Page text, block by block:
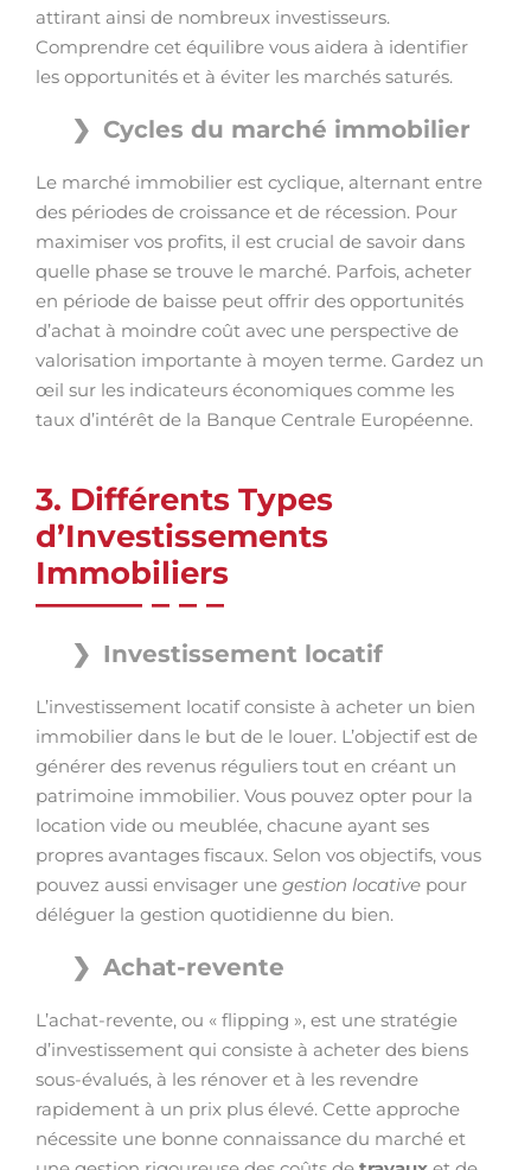
attirant ainsi de nombreux investisseurs.
Comprendre cet équilibre vous aidera à identifier
les opportunités et à éviter les marchés saturés.
Cycles du marché immobilier
Le marché immobilier est cyclique, alternant entre
des périodes de croissance et de récession. Pour
maximiser vos profits, il est crucial de savoir dans
quelle phase se trouve le marché. Parfois, acheter
en période de baisse peut offrir des opportunités
d’achat à moindre coût avec une perspective de
valorisation importante à moyen terme. Gardez un
œil sur les indicateurs économiques comme les
taux d’intérêt de la Banque Centrale Européenne.
3. Différents Types
d’Investissements
Immobiliers
Investissement locatif
L’investissement locatif consiste à acheter un bien
immobilier dans le but de le louer. L’objectif est de
générer des revenus réguliers tout en créant un
patrimoine immobilier. Vous pouvez opter pour la
location vide ou meublée, chacune ayant ses
propres avantages fiscaux. Selon vos objectifs, vous
pouvez aussi envisager une gestion locative pour
déléguer la gestion quotidienne du bien.
Achat-revente
L’achat-revente, ou « flipping », est une stratégie
d’investissement qui consiste à acheter des biens
sous-évalués, à les rénover et à les revendre
rapidement à un prix plus élevé. Cette approche
nécessite une bonne connaissance du marché et